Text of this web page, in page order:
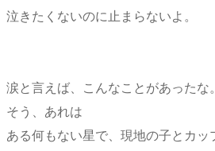
泣きたくないのに止まらないよ。
涙と言えば、こんなことがあったな。
そう、あれは
ある何もない星で、現地の子とカッ